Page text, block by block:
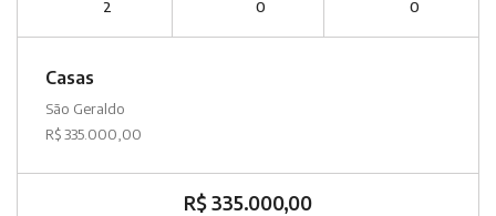
2 0 0
Casas
São Geraldo
R$ 335.000,00
R$ 335.000,00